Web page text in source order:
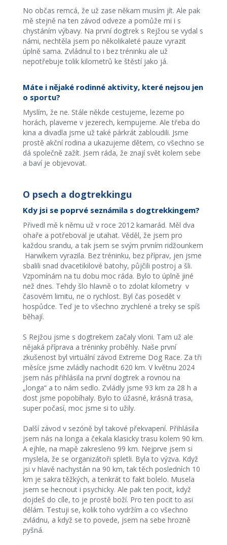
No občas remcá, že už zase někam musím jít. Ale pak
mě stejně na ten závod odveze a pomůže mi i s
chystáním výbavy. Na první dogtrek s Rejžou se vydal s
námi, nechtěla jsem po několikaleté pauze vyrazit
úplně sama. Zvládnul to i bez tréninku ale už
nepotřebuje tolik kilometrů ke štěstí jako já.
Máte i nějaké rodinné aktivity, které nejsou jen
o sportu?
Myslím, že ne. Stále někde cestujeme, lezeme po
horách, plaveme v jezerech, kempujeme. Ale třeba do
kina a divadla jsme už také párkrát zabloudili. Jsme
prostě akční rodina a ukazujeme dětem, co všechno se
dá společně zažít. Jsem ráda, že znají svět kolem sebe
a baví je objevovat.
O psech a dogtrekkingu
Kdy jsi se poprvé seznámila s dogtrekkingem?
Přivedl mě k němu už v roce 2012 kamarád. Měl dva
ohaře a potřeboval je utahat. Věděl, že jsem pro
každou srandu, a tak jsem se svým prvním ridžounkem
Harwíkem vyrazila. Bez tréninku, bez příprav, jen jsme
sbalili snad dvacetikilové batohy, půjčili postroj a šli.
Vzpomínám na tu dobu moc ráda. Bylo to úplně jiné
než dnes. Tehdy šlo hlavně o to zdolat kilometry v
časovém limitu, ne o rychlost. Byl čas posedět v
hospůdce. Teď je to všechno zrychlené a treky se spíš
běhají.
S Rejžou jsme s dogtrekem začaly vloni. Tam už ale
nějaká příprava a tréninky proběhly. Naše první
zkušenost byl virtuální závod Extreme Dog Race. Za tři
měsíce jsme zvládly nachodit 620 km. V květnu 2024
jsem nás přihlásila na první dogtrek a rovnou na
„longa“ a to nám sedlo. Zvládly jsme 93 km za 28 h a
dost jsme popobíhaly. Bylo to úžasné, krásná trasa,
super počasí, moc jsme si to užily.
Další závod v sezóně byl takové překvapení. Přihlásila
jsem nás na longa a čekala klasicky trasu kolem 90 km.
A ejhle, na mapě zakresleno 99 km. Nejprve jsem si
myslela, že se organizátoři spletli. Byla to výzva. Když
jsi v hlavě nachystán na 90 km, tak těch posledních 10
km je sakra těžkých, a tenkrát to fakt bolelo. Musela
jsem se hecnout i psychicky. Ale pak ten pocit, když
dojdeš do cíle, to je prostě boží. Pro ten pocit to asi
dělám. Testuji se, kolik toho vydržím a co všechno
zvládnu, a když se to povede, jsem na sebe hrozně
pyšná.